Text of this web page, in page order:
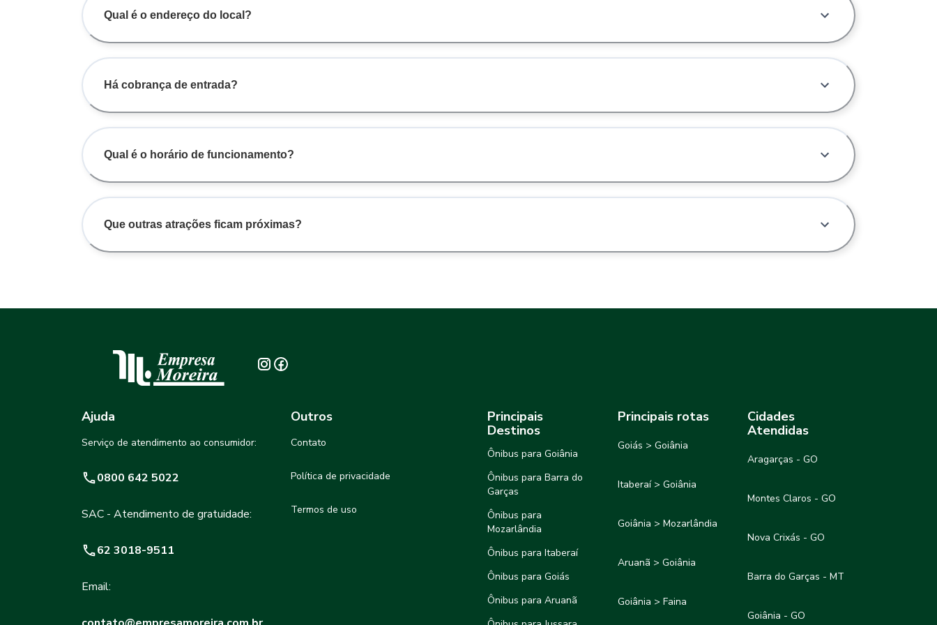
Qual é o endereço do local?
Há cobrança de entrada?
Qual é o horário de funcionamento?
Que outras atrações ficam próximas?
Ajuda
Serviço de atendimento ao consumidor:
0800 642 5022
SAC - Atendimento de gratuidade:
62 3018-9511
Email:
Outros
Contato
Política de privacidade
Termos de uso
Principais
Destinos
Ônibus para Goiânia
Ônibus para Barra do
Garças
Ônibus para
Mozarlândia
Ônibus para Itaberaí
Ônibus para Goiás
Ônibus para Aruanã
Principais rotas
Goiás > Goiânia
Itaberaí > Goiânia
Goiânia > Mozarlândia
Aruanã > Goiânia
Goiânia > Faina
Cidades
Atendidas
Aragarças - GO
Montes Claros - GO
Nova Crixás - GO
Barra do Garças - MT
Goiânia - GO